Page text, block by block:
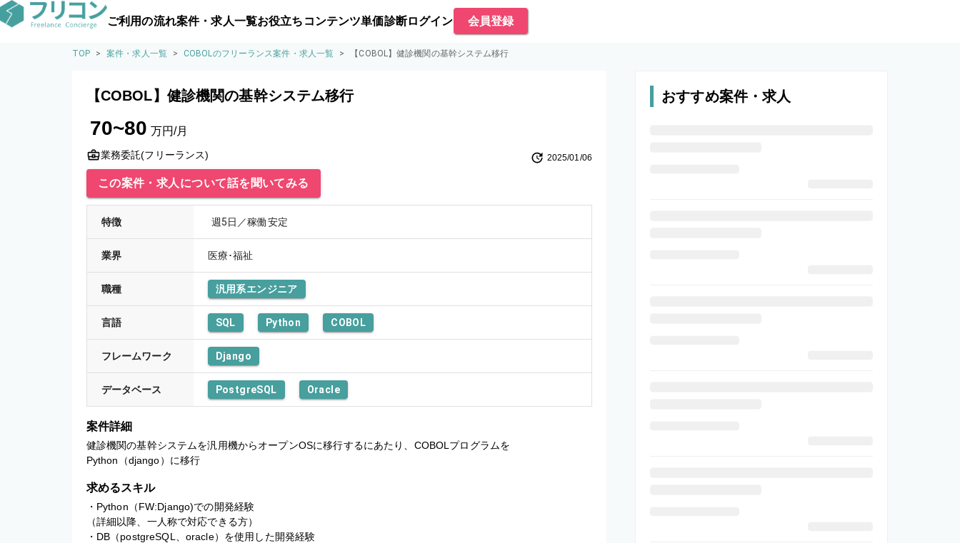
ご利用の流れ案件・求人一覧お役立ちコンテンツ単価診断ログイン 会員登録
TOP > 案件・求人一覧 > COBOLのフリーランス案件・求人一覧 > 【COBOL】健診機関の基幹システム移行
【COBOL】健診機関の基幹システム移行
70~80 万円/月
業務委託(フリーランス) 2025/01/06
この案件・求人について話を聞いてみる
特徴 週5日／稼働安定
業界 医療･福祉
職種 汎用系エンジニア
言語 SQL Python COBOL
フレームワーク Django
データベース PostgreSQL Oracle
案件詳細
健診機関の基幹システムを汎用機からオープンOSに移行するにあたり、COBOLプログラムを
Python（django）に移行
求めるスキル
・Python（FW:Django)での開発経験
（詳細以降、一人称で対応できる方）
・DB（postgreSQL、oracle）を使用した開発経験
おすすめ案件・求人